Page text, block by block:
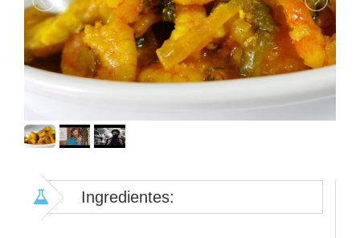
Ingredientes: